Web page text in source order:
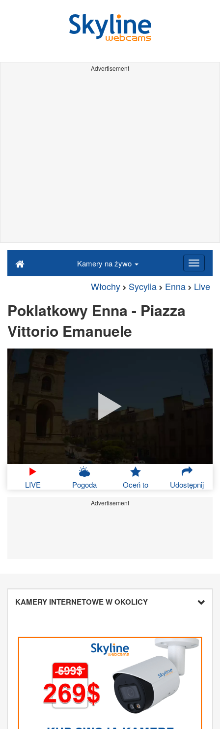
Advertisement
Kamery na żywo
Włochy Sycylia Enna Live
Poklatkowy Enna - Piazza
Vittorio Emanuele
LIVE Pogoda Oceń to Udostępnij
Advertisement
KAMERY INTERNETOWE W OKOLICY